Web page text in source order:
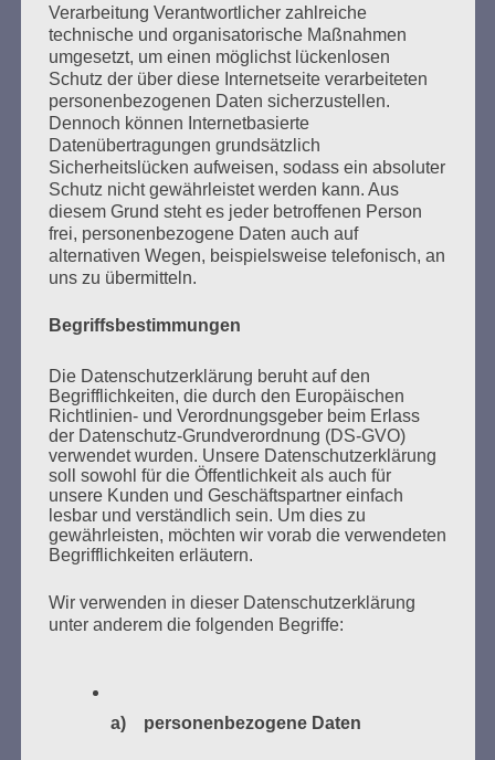
Solidarisch gegen den Hass. Wir sagen: Wir sind
nicht allein. Wir sind viele. Macht mit, denn wer
schweigt, stimmt zu! Wegsehen ändert nichts.
Schaut hin – handelt!
Esther Bejarano - 5. Februar 2017
SUCHEN
MARATHONLESUNG AUS DEN
VERBRANNTEN BÜCHERN
Donnerstag, 21. Mai 2026, 11 – 18 Uhr
Verarbeitung Verantwortlicher zahlreiche
technische und organisatorische Maßnahmen
umgesetzt, um einen möglichst lückenlosen
Schutz der über diese Internetseite verarbeiteten
personenbezogenen Daten sicherzustellen.
Dennoch können Internetbasierte
Datenübertragungen grundsätzlich
Sicherheitslücken aufweisen, sodass ein absoluter
Schutz nicht gewährleistet werden kann. Aus
diesem Grund steht es jeder betroffenen Person
frei, personenbezogene Daten auch auf
alternativen Wegen, beispielsweise telefonisch, an
uns zu übermitteln.
Begriffsbestimmungen
Die Datenschutzerklärung beruht auf den
Begrifflichkeiten, die durch den Europäischen
Richtlinien- und Verordnungsgeber beim Erlass
der Datenschutz-Grundverordnung (DS-GVO)
verwendet wurden. Unsere Datenschutzerklärung
soll sowohl für die Öffentlichkeit als auch für
unsere Kunden und Geschäftspartner einfach
lesbar und verständlich sein. Um dies zu
gewährleisten, möchten wir vorab die verwendeten
Begrifflichkeiten erläutern.
Wir verwenden in dieser Datenschutzerklärung
unter anderem die folgenden Begriffe:
a) personenbezogene Daten